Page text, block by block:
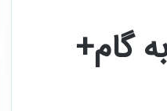
گام+